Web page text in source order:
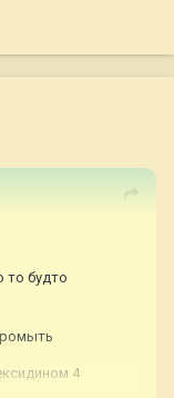
то будто
4